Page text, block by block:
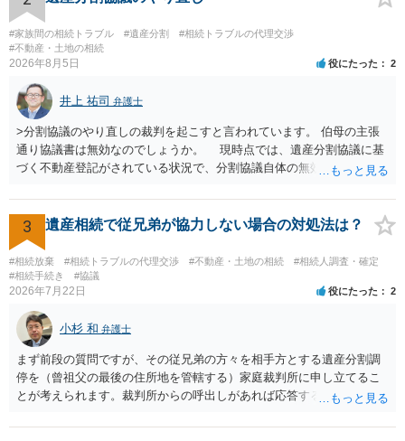
ば、第１回期日は出席する必要がありません。その日は差支え（用事
があり出席できない）との記載で十分です。 質問３について 弁護士で
はないので、ｍｉｎｔｓでの提出の必要は無いと思います。郵送（期
限までに届けばよい）で十分です。 詳細は、書面記載の裁判所書記官
にお問い合わせください。 以上、ご参考まで。
#家族間の相続トラブル #遺産分割
#相続トラブルの代理交渉
#不動産・土地の相続
2026年8月5日 役にたった 2
井上 祐司 弁護士
>分割協議のやり直しの裁判を起こすと言われています。 伯母の主張
通り協議書は無効なのでしょうか。 現時点では、遺産分割協議に基
づく不動産登記がされている状況で、分割協議自体の無効を裁判所が
方の訴訟の主張及び立証次第ですが、 ・御祖母様の認知能力に関する
医師の意見書、筆跡鑑定 が提出されればその効力が否定される可能性
はありますが、 ・伯母様自身が分割協議に加わっていること ・御祖母
様の意に反する遺産分割協議を行う実益が誰にあったかの立証が困難
であること からすると、実際に遺産分割協議の効力が否定される可能
性はそれほど高くない（立証のハードルは非常に高い）ということが
言えると思います。
3 遺産相続で従兄弟が協力しない場合の対処法は？
#相続放棄 #相続トラブルの代理交渉 #不動産・土地の相続
#相続人調査・確定
#相続手続き
#協議
2026年7月22日 役にたった 2
小杉 和 弁護士
まず前段の質問ですが、その従兄弟の方々を相手方とする遺産分割調
停を（曾祖父の最後の住所地を管轄する）家庭裁判所に申し立てるこ
とが考えられます。裁判所からの呼出しがあれば応答する可能性がま
能と思われます。時間が思った以上にないので必要書類をてきぱきと